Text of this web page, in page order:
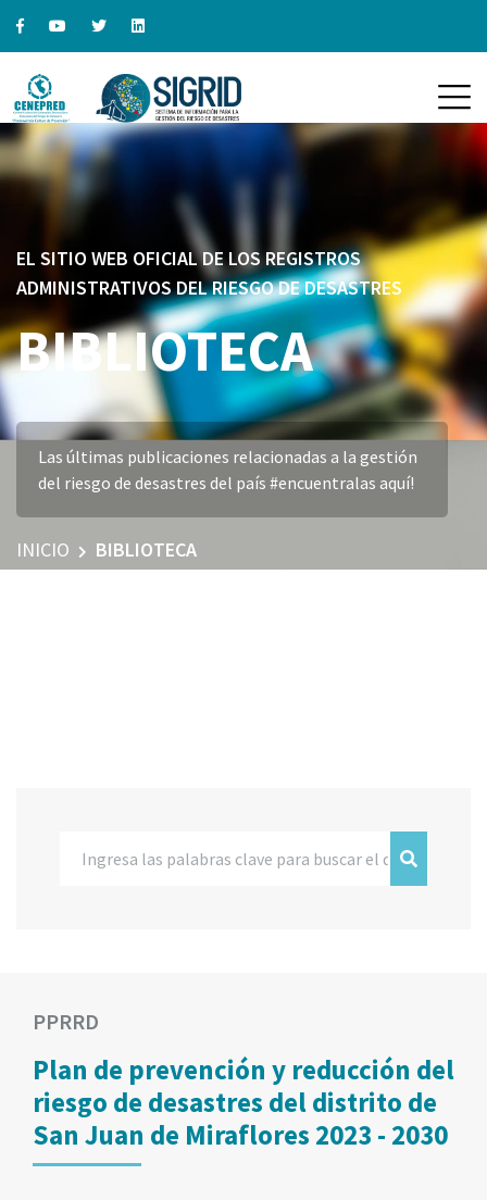
EL SITIO WEB OFICIAL DE LOS REGISTROS
ADMINISTRATIVOS DEL RIESGO DE DESASTRES
BIBLIOTECA
Las últimas publicaciones relacionadas a la gestión
del riesgo de desastres del país #encuentralas aquí!
INICIO BIBLIOTECA
PPRRD
Plan de prevención y reducción del
riesgo de desastres del distrito de
San Juan de Miraflores 2023 - 2030